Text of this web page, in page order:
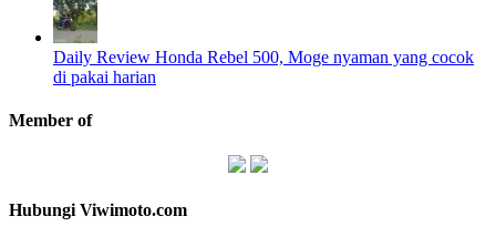
Daily Review Honda Rebel 500, Moge nyaman yang cocok
di pakai harian
Member of
Hubungi Viwimoto.com